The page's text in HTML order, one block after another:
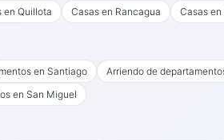
en Quillota Casas en Rancagua Casas
en Santiago Arriendo de
en San Miguel